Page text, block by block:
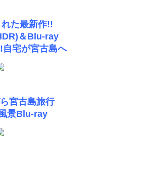
た最新作!!
＆Blu-ray
宅が宮古島へ
宮古島旅行
景Blu-ray